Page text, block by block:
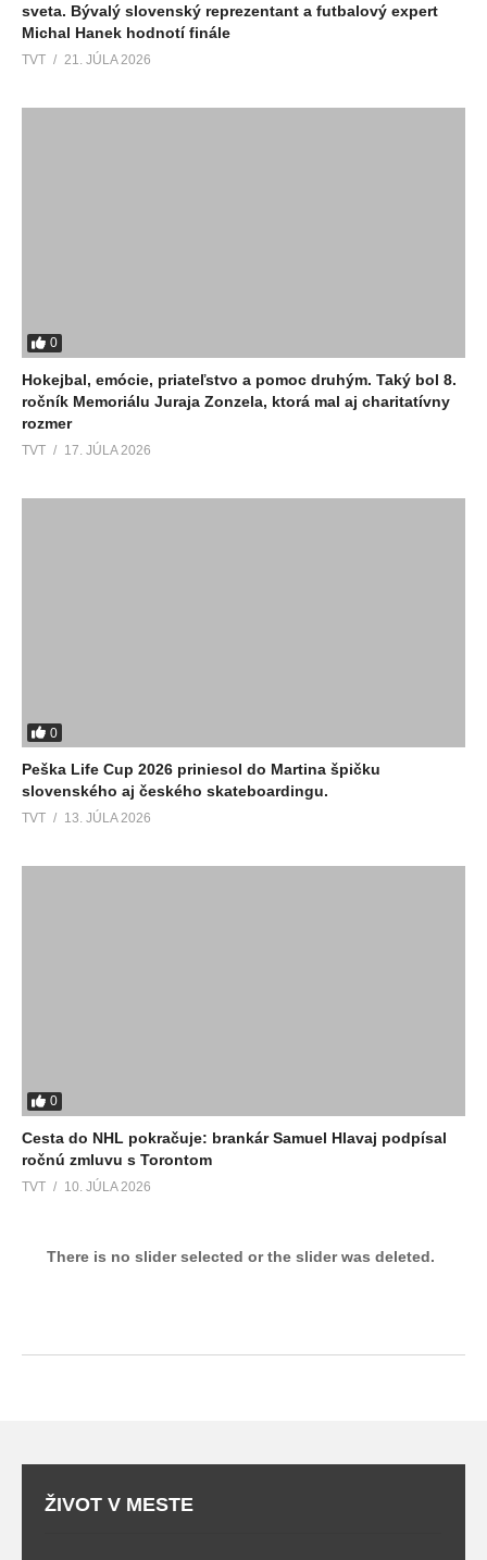
sveta. Bývalý slovenský reprezentant a futbalový expert
Michal Hanek hodnotí finále
TVT 21. JÚLA 2026
0
Hokejbal, emócie, priateľstvo a pomoc druhým. Taký bol 8.
ročník Memoriálu Juraja Zonzela, ktorá mal aj charitatívny
rozmer
TVT 17. JÚLA 2026
0
Peška Life Cup 2026 priniesol do Martina špičku
slovenského aj českého skateboardingu.
TVT 13. JÚLA 2026
0
Cesta do NHL pokračuje: brankár Samuel Hlavaj podpísal
ročnú zmluvu s Torontom
TVT 10. JÚLA 2026
There is no slider selected or the slider was deleted.
ŽIVOT V MESTE